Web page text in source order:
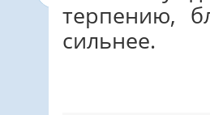
терпению,
сильнее.